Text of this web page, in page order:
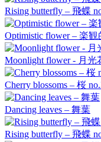
Rising butterfly – 飛蝶
Optimistic flower – 楽
Moonlight flower - 月光
Cherry blossoms – 桜
Dancing leaves – 舞葉
Rising butterfly – 飛蝶